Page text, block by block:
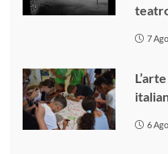
7
6